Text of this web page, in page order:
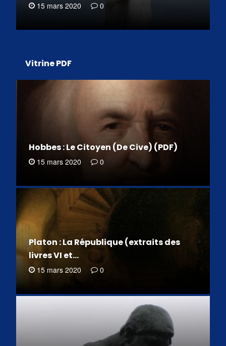
15 mars 2020 0
Vitrine PDF
Hobbes : Le Citoyen (De Cive) (PDF)
15 mars 2020 0
Platon : La République (extraits des
livres VI et…
15 mars 2020 0